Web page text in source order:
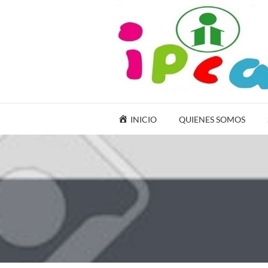
INICIO QUIENES SOMOS